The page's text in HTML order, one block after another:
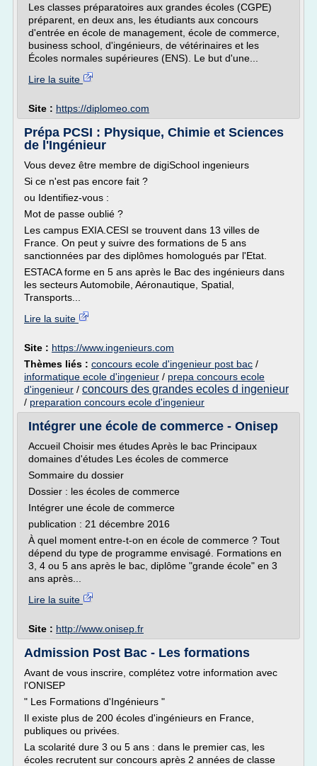
Les classes préparatoires aux grandes écoles (CGPE)
préparent, en deux ans, les étudiants aux concours
d'entrée en école de management, école de commerce,
business school, d'ingénieurs, de vétérinaires et les
Écoles normales supérieures (ENS). Le but d'une...
Lire la suite
Site : https://diplomeo.com
Prépa PCSI : Physique, Chimie et Sciences
de l'Ingénieur
Vous devez être membre de digiSchool ingenieurs
Si ce n'est pas encore fait ?
ou Identifiez-vous :
Mot de passe oublié ?
Les campus EXIA.CESI se trouvent dans 13 villes de
France. On peut y suivre des formations de 5 ans
sanctionnées par des diplômes homologués par l'Etat.
ESTACA forme en 5 ans après le Bac des ingénieurs dans
les secteurs Automobile, Aéronautique, Spatial,
Transports...
Lire la suite
Site : https://www.ingenieurs.com
Thèmes liés : concours ecole d'ingenieur post bac /
informatique ecole d'ingenieur / prepa concours ecole
d'ingenieur / concours des grandes ecoles d ingenieur
/ preparation concours ecole d'ingenieur
Intégrer une école de commerce - Onisep
Accueil Choisir mes études Après le bac Principaux
domaines d'études Les écoles de commerce
Sommaire du dossier
Dossier : les écoles de commerce
Intégrer une école de commerce
publication : 21 décembre 2016
À quel moment entre-t-on en école de commerce ? Tout
dépend du type de programme envisagé. Formations en
3, 4 ou 5 ans après le bac, diplôme "grande école" en 3
ans après...
Lire la suite
Site : http://www.onisep.fr
Admission Post Bac - Les formations
Avant de vous inscrire, complétez votre information avec
l'ONISEP
" Les Formations d'Ingénieurs "
Il existe plus de 200 écoles d'ingénieurs en France,
publiques ou privées.
La scolarité dure 3 ou 5 ans : dans le premier cas, les
écoles recrutent sur concours après 2 années de classe